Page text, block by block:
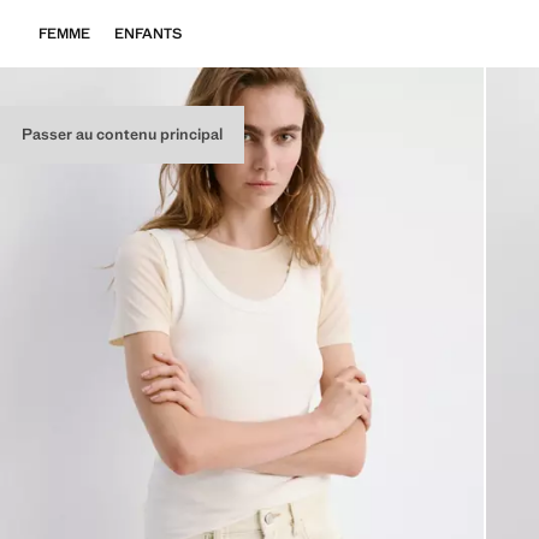
Passer au contenu principal
FEMME ENFANTS